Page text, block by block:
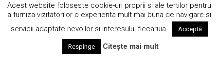
Acest website foloseste cookie-uri proprii si ale tertilor pentru
a furniza vizitatorilor o experienta mult mai buna de navigare si
servicii adaptate nevoilor si interesului fiecaruia.
Acceptă
Respinge Citește mai mult